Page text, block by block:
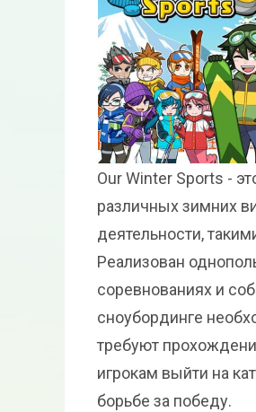
Our Winter Sports -
различных зимних
деятельности,
Реализован
соревнованиях и
сноубординге
требуют
игрокам выйти на
борьбе за победу.